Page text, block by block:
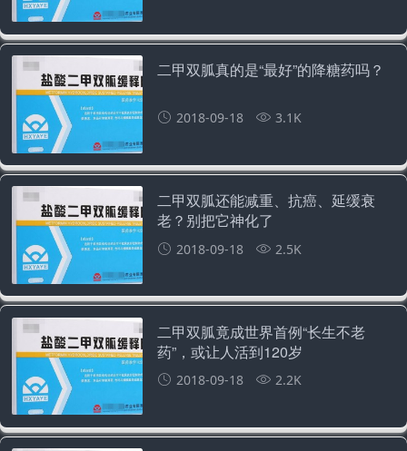
二甲双胍真的是“最好”的降糖药吗？
2018-09-18 3.1K
二甲双胍还能减重、抗癌、延缓衰
老？别把它神化了
2018-09-18 2.5K
二甲双胍竟成世界首例“长生不老
药”，或让人活到120岁
2018-09-18 2.2K